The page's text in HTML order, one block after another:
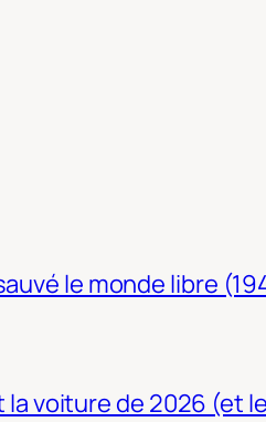
le monde libre
la voiture de 2026 (et